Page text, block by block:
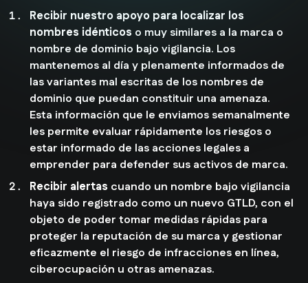
Recibir nuestro apoyo para localizar los
nombres idénticos o muy similares a la marca o
nombre de dominio bajo vigilancia. Los
mantenemos al día y plenamente informados de
las variantes mal escritas de los nombres de
dominio que puedan constituir una amenaza.
Esta información que le enviamos semanalmente
les permite evaluar rápidamente los riesgos o
estar informado de las acciones legales a
emprender para defender sus activos de marca.
Recibir alertas cuando un nombre bajo vigilancia
haya sido registrado como un nuevo GTLD, con el
objeto de poder tomar medidas rápidas para
proteger la reputación de su marca y gestionar
eficazmente el riesgo de infracciones en línea,
ciberocupación u otras amenazas.